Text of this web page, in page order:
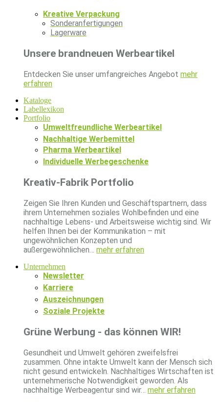
Kreative Verpackung
Sonderanfertigungen
Lagerware
Unsere brandneuen Werbeartikel
Entdecken Sie unser umfangreiches Angebot mehr
erfahren
Kataloge
Labellexikon
Portfolio
Umweltfreundliche Werbeartikel
Nachhaltige Werbemittel
Pharma Werbeartikel
Individuelle Werbegeschenke
Kreativ-Fabrik Portfolio
Zeigen Sie Ihren Kunden und Geschäftspartnern, dass
ihrem Unternehmen soziales Wohlbefinden und eine
nachhaltige Lebens- und Arbeitsweise wichtig sind. Wir
helfen Ihnen bei der Kommunikation – mit
ungewöhnlichen Konzepten und
außergewöhnlichen… mehr erfahren
Unternehmen
Newsletter
Karriere
Auszeichnungen
Soziale Projekte
Grüne Werbung - das können WIR!
Gesundheit und Umwelt gehören zweifelsfrei
zusammen. Ohne intakte Umwelt kann der Mensch sich
nicht gesund entwickeln. Nachhaltiges Wirtschaften ist
unternehmerische Notwendigkeit geworden. Als
nachhaltige Werbeagentur sind wir… mehr erfahren